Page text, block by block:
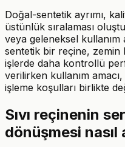
Doğal-sentetik ayrımı,
üstünlük sıralaması
veya geleneksel kullanım
sentetik bir reçine, zemin
işlerde daha kontrollü
verilirken kullanım
işleme koşulları birlikte
Sıvı reçinenin
dönüşmesi nasıl